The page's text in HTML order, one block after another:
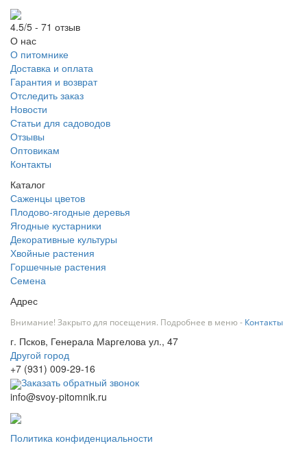
4.5/5 - 71 отзыв
О нас
О питомнике
Доставка и оплата
Гарантия и возврат
Отследить заказ
Новости
Статьи для садоводов
Отзывы
Оптовикам
Контакты
Каталог
Саженцы цветов
Плодово-ягодные деревья
Ягодные кустарники
Декоративные культуры
Хвойные растения
Горшечные растения
Семена
Адрес
Внимание! Закрыто для посещения. Подробнее в меню - Контакты
г. Псков, Генерала Маргелова ул., 47
Другой город
+7 (931) 009-29-16
Заказать обратный звонок
info@svoy-pitomnik.ru
Политика конфиденциальности